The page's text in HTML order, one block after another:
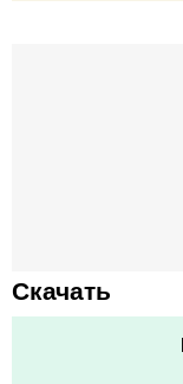
Скачать